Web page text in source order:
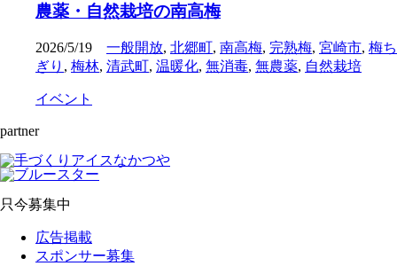
農薬・自然栽培の南高梅
2026/5/19 一般開放, 北郷町, 南高梅, 完熟梅, 宮崎市, 梅ち
ぎり , 梅林, 清武町, 温暖化, 無消毒, 無農薬, 自然栽培
イベント
partner
只今募集中
広告掲載
スポンサー募集